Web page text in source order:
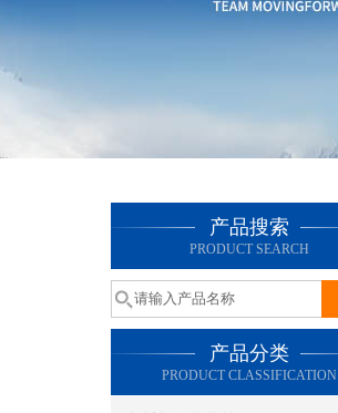
产品搜索
PRODUCT SEARCH
产品分类
PRODUCT CLASSIFICATION